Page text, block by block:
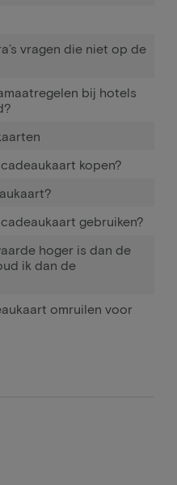
vragen die niet op de
bij hotels
kopen?
gebruiken?
hoger is dan de
ik dan de
omruilen voor